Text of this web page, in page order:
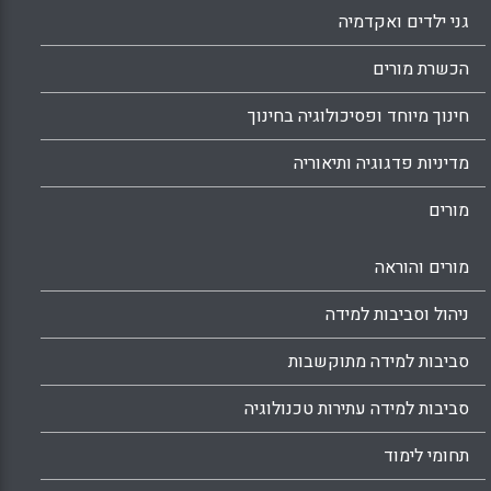
גני ילדים ואקדמיה
הכשרת מורים
חינוך מיוחד ופסיכולוגיה בחינוך
מדיניות פדגוגיה ותיאוריה
מורים
מורים והוראה
ניהול וסביבות למידה
סביבות למידה מתוקשבות
סביבות למידה עתירות טכנולוגיה
תחומי לימוד